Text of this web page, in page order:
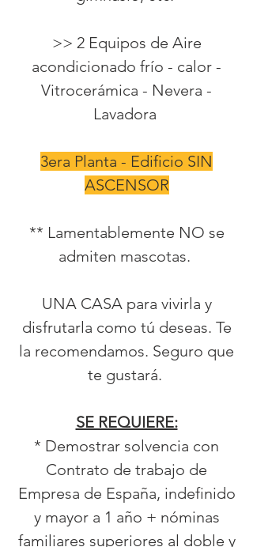
>> 2 Equipos de Aire
acondicionado frío - calor -
Vitrocerámica - Nevera -
Lavadora
3era Planta - Edificio SIN
ASCENSOR
** Lamentablemente NO se
admiten mascotas.
UNA CASA para vivirla y
disfrutarla como tú deseas. Te
la recomendamos. Seguro que
te gustará.
SE REQUIERE:
* Demostrar solvencia con
Contrato de trabajo de
Empresa de España, indefinido
y mayor a 1 año + nóminas
familiares superiores al doble y